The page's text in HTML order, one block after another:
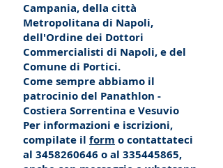
Campania, della città
Metropolitana di Napoli,
dell'Ordine dei Dottori
Commercialisti di Napoli, e del
Comune di Portici.
Come sempre abbiamo il
patrocinio del Panathlon -
Costiera Sorrentina e Vesuvio
Per informazioni e iscrizioni,
compilate il form o contattateci
al 3458260646 o al 335445865,